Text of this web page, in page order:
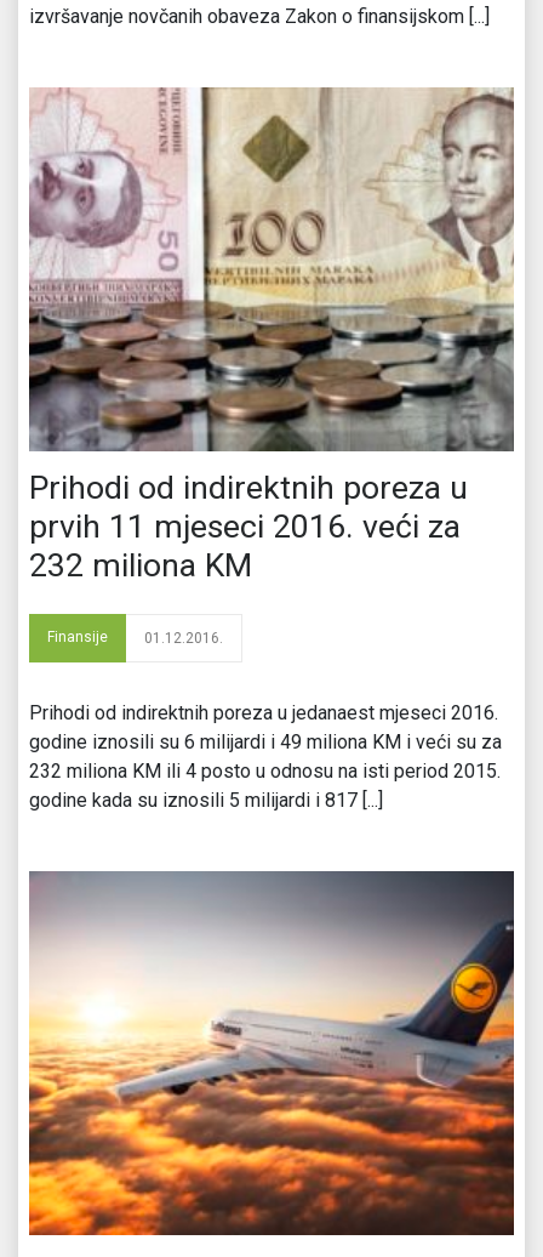
izvršavanje novčanih obaveza Zakon o finansijskom [...]
Prihodi od indirektnih poreza u
prvih 11 mjeseci 2016. veći za
232 miliona KM
Finansije 01.12.2016.
Prihodi od indirektnih poreza u jedanaest mjeseci 2016.
godine iznosili su 6 milijardi i 49 miliona KM i veći su za
232 miliona KM ili 4 posto u odnosu na isti period 2015.
godine kada su iznosili 5 milijardi i 817 [...]